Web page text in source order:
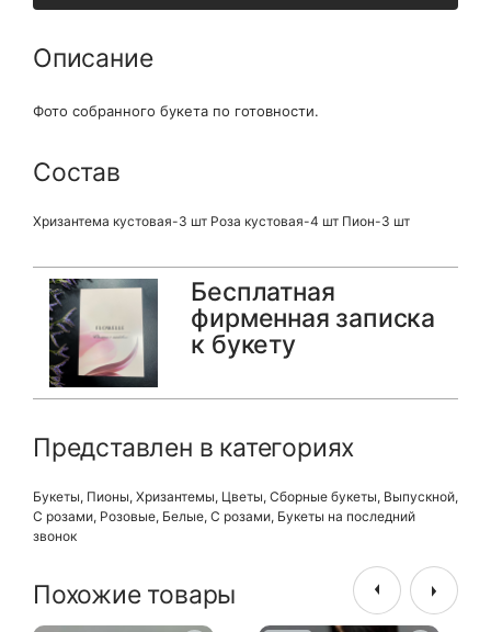
Описание
Фото собранного букета по готовности.
Состав
Хризантема кустовая-3 шт Роза кустовая-4 шт Пион-3 шт
Бесплатная
фирменная записка
к букету
Представлен в категориях
Букеты, Пионы, Хризантемы, Цветы, Сборные букеты, Выпускной,
С розами, Розовые, Белые, С розами, Букеты на последний
звонок
Похожие товары